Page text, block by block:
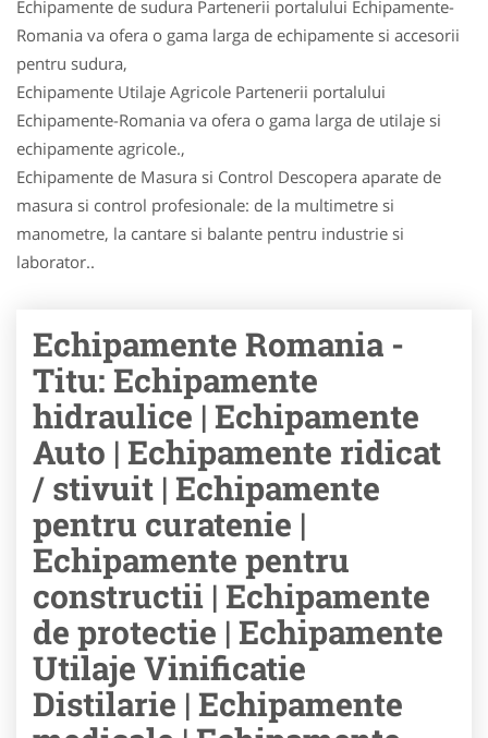
Echipamente de sudura Partenerii portalului Echipamente-
Romania va ofera o gama larga de echipamente si accesorii
pentru sudura,
Echipamente Utilaje Agricole Partenerii portalului
Echipamente-Romania va ofera o gama larga de utilaje si
echipamente agricole.,
Echipamente de Masura si Control Descopera aparate de
masura si control profesionale: de la multimetre si
manometre, la cantare si balante pentru industrie si
laborator..
Echipamente Romania -
Titu: Echipamente
hidraulice | Echipamente
Auto | Echipamente ridicat
/ stivuit | Echipamente
pentru curatenie |
Echipamente pentru
constructii | Echipamente
de protectie | Echipamente
Utilaje Vinificatie
Distilarie | Echipamente